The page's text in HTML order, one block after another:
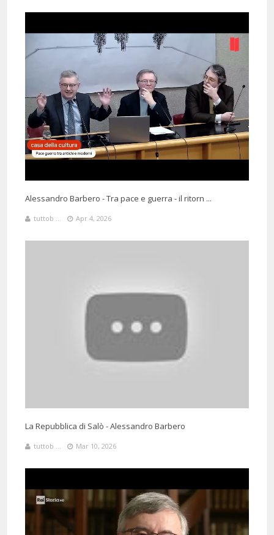
Alessandro Barbero - Tra pace e guerra - il ritorn ...
tuttob ... Apr 4, 2026
La Repubblica di Salò - Alessandro Barbero
tuttob ... Mar 10, 2026